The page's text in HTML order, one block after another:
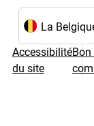
Choix de la
Accessibilité
du site
Bon